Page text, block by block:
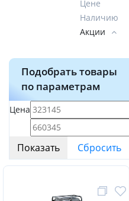
Цене
Наличию
Акции
Подобрать товары
по параметрам
Цена